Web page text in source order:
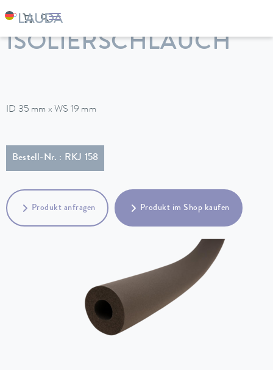
LAUDA Temperiergeräte
ISOLIERSCHLAUCH
ID 35 mm x WS 19 mm
Bestell-Nr. : RKJ 158
Produkt anfragen Produkt im Shop kaufen